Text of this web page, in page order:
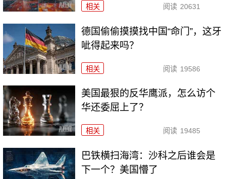
相关 阅读 20631
德国偷偷摸摸找中国“命门”，这牙
呲得起来吗？
相关 阅读 19586
美国最狠的反华鹰派，怎么访个
华还委屈上了？
相关 阅读 19485
巴铁横扫海湾：沙科之后谁会是
下一个？美国懵了